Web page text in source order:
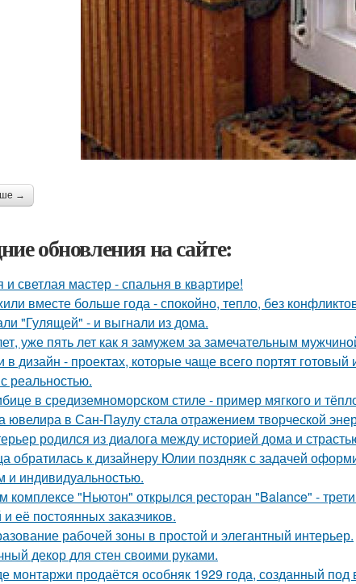
→
обновления на сайте:
светлая мастер - спальня в квартире!
вместе больше года - спокойно, тепло, без
"Гулящей" - и выгнали из дома.
уже пять лет как я замужем за замечательным
в дизайн - проектах, которые чаще всего портят
реальностью.
в средиземноморском стиле - пример мягкого и
ювелира в Сан-Паулу стала отражением творческой
родился из диалога между историей дома и
обратилась к дизайнеру Юлии поздняк с задачей
и индивидуальностью.
комплексе "Ньютон" открылся ресторан "Balance" -
её постоянных заказчиков.
рабочей зоны в простой и элегантный интерьер.
декор для стен своими руками.
монтаржи продаётся особняк 1929 года, созданный